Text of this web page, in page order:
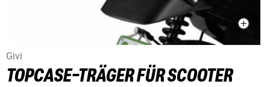
Givi
TOPCASE-TRÄGER FÜR SCOOTER